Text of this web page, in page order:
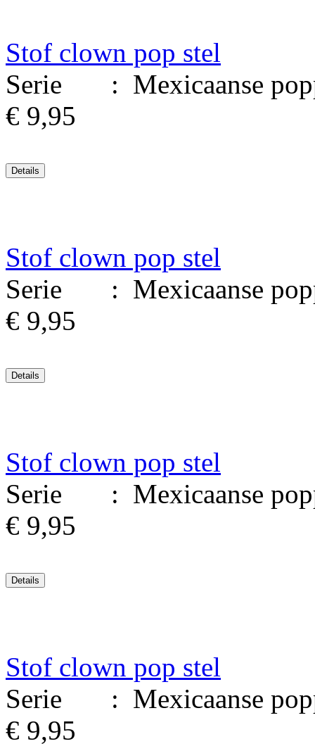
Stof clown pop stel
Serie : Mexicaanse
€ 9,95
Stof clown pop stel
Serie : Mexicaanse
€ 9,95
Stof clown pop stel
Serie : Mexicaanse
€ 9,95
Stof clown pop stel
Serie : Mexicaanse
€ 9,95